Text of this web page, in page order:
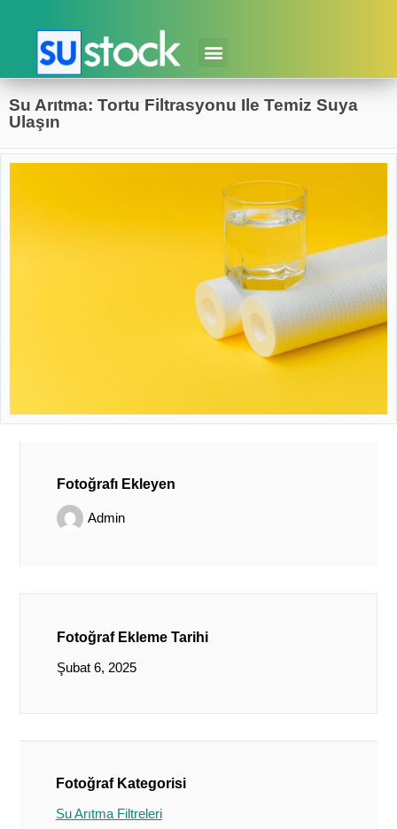
Su Arıtma: Tortu Filtrasyonu Ile Temiz Suya
Ulaşın
Fotoğrafı Ekleyen
Admin
Fotoğraf Ekleme Tarihi
Şubat 6, 2025
Fotoğraf Kategorisi
Su Arıtma Filtreleri